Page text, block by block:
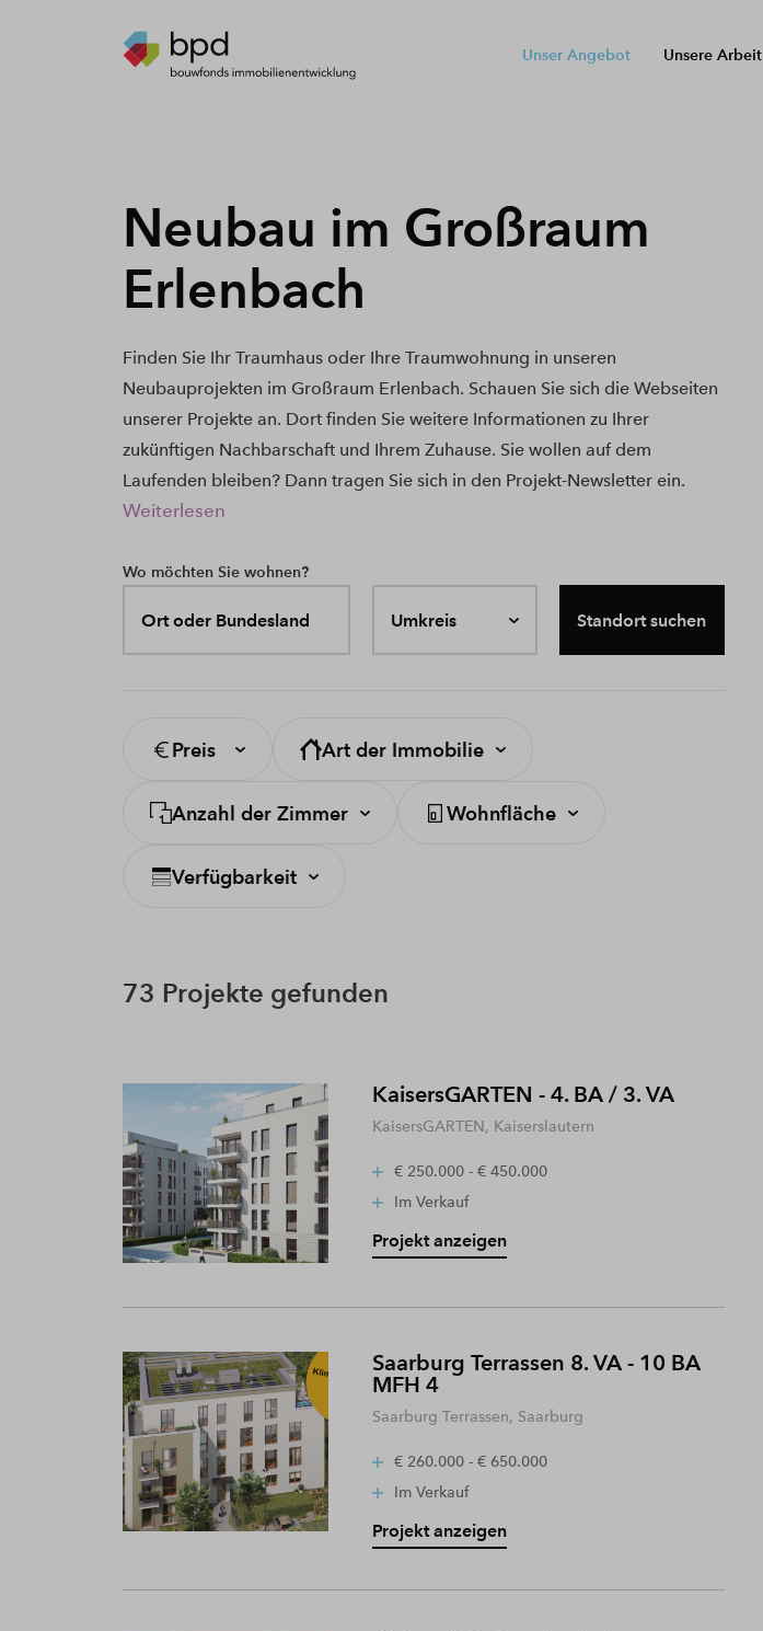
Unser Angebot Unsere Arbeit
Neubau im Großraum
Erlenbach
Finden Sie Ihr Traumhaus oder Ihre Traumwohnung in unseren
Neubauprojekten im Großraum Erlenbach. Schauen Sie sich die Webseiten
unserer Projekte an. Dort finden Sie weitere Informationen zu Ihrer
zukünftigen Nachbarschaft und Ihrem Zuhause. Sie wollen auf dem
Laufenden bleiben? Dann tragen Sie sich in den Projekt-Newsletter ein.
Weiterlesen
Wo möchten Sie wohnen?
Ort oder Bundesland Umkreis Standort suchen
Preis Art der Immobilie
Anzahl der Zimmer Wohnfläche
Verfügbarkeit
73 Projekte gefunden
KaisersGARTEN - 4. BA / 3. VA
KaisersGARTEN, Kaiserslautern
€ 250.000 - € 450.000
Im Verkauf
Projekt anzeigen
Saarburg Terrassen 8. VA - 10 BA
MFH 4
Saarburg Terrassen, Saarburg
€ 260.000 - € 650.000
Im Verkauf
Projekt anzeigen